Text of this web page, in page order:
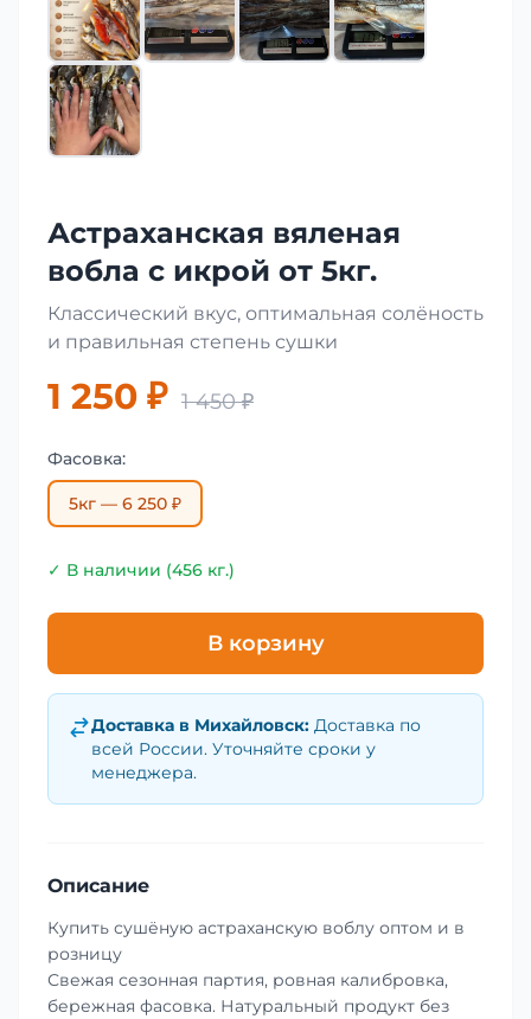
Астраханская вяленая
вобла с икрой от 5кг.
Классический вкус, оптимальная солёность
и правильная степень сушки
1 250 ₽ 1 450 ₽
Фасовка:
5кг — 6 250 ₽
✓ В наличии (456 кг.)
В корзину
Доставка в Михайловск: Доставка по
всей России. Уточняйте сроки у
менеджера.
Описание
Купить сушёную астраханскую воблу оптом и в
розницу
Свежая сезонная партия, ровная калибровка,
бережная фасовка. Натуральный продукт без